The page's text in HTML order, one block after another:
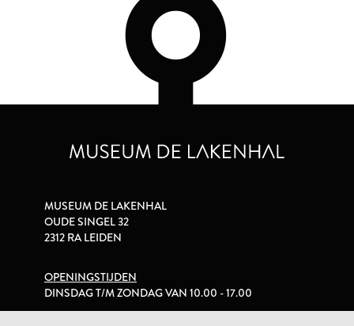
MUSEUM DE LAKENHAL
OUDE SINGEL 32
2312 RA LEIDEN
OPENINGSTIJDEN
DINSDAG T/M ZONDAG VAN 10.00 - 17.00